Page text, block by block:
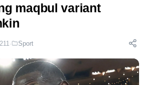
maqbul variant
211 · Sport